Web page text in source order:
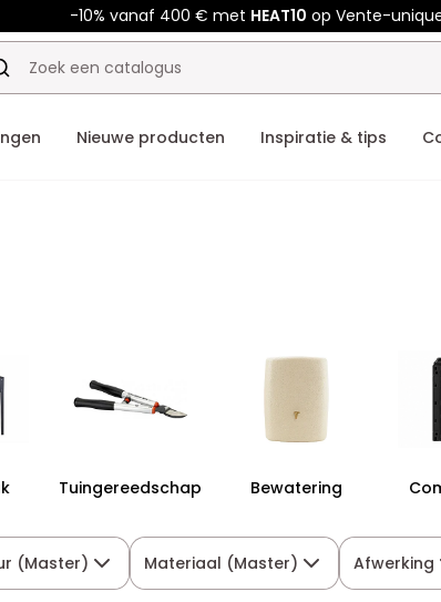
-10% vanaf 400 € met HEAT10 op Vente-
Nieuwe producten Inspiratie & tips
Tuingereedschap Bewatering
(Master) Materiaal (Master) Afwerking